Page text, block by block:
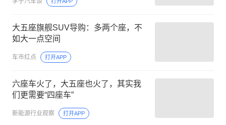
打开APP
大五座旗舰SUV导购：多两个座，不
如大一点空间
车市红点 打开APP
六座车火了，大五座也火了，其实我
们更需要“四座车”
新能源行业观察 打开APP